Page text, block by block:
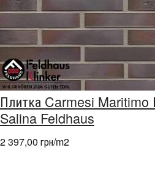
Плитка Carmesi
Salina Feldhaus
2 397,00 грн/m2